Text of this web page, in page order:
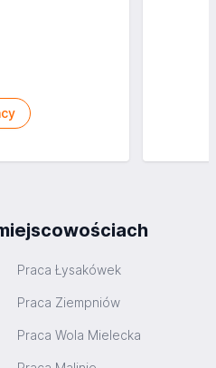
Praca Łysakówek
Praca Ziempniów
Praca Wola Mielecka